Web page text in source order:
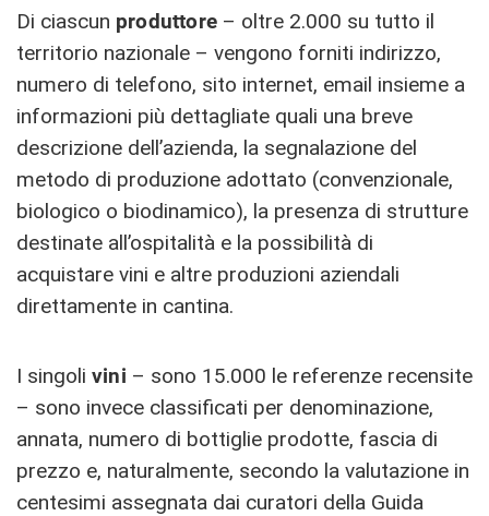
Di ciascun produttore – oltre 2.000 su tutto il
territorio nazionale – vengono forniti indirizzo,
numero di telefono, sito internet, email insieme a
informazioni più dettagliate quali una breve
descrizione dell’azienda, la segnalazione del
metodo di produzione adottato (convenzionale,
biologico o biodinamico), la presenza di strutture
destinate all’ospitalità e la possibilità di
acquistare vini e altre produzioni aziendali
direttamente in cantina.
I singoli vini – sono 15.000 le referenze recensite
– sono invece classificati per denominazione,
annata, numero di bottiglie prodotte, fascia di
prezzo e, naturalmente, secondo la valutazione in
centesimi assegnata dai curatori della Guida